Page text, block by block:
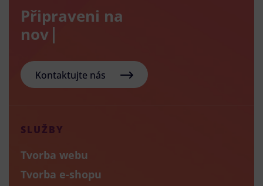
Připraveni na
nový e-s
Kontaktujte nás
SLUŽBY
Tvorba webu
Tvorba e-shopu